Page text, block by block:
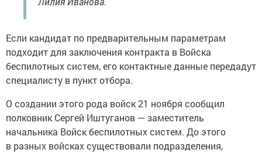
Если кандидат по предварительным параметрам
подходит для заключения контракта в Войска
беспилотных систем, его контактные данные передадут
специалисту в пункт отбора.
О создании этого рода войск 21 ноября сообщил
полковник Сергей Иштуганов — заместитель
начальника Войск беспилотных систем. До этого
в разных войсках существовали подразделения,